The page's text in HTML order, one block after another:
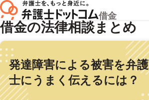
借金
借金の法律相談まとめ
発達障害による被害を弁護
士にうまく伝えるには？